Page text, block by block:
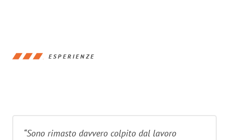
ESPERIENZE
“Sono rimasto davvero colpito dal lavoro